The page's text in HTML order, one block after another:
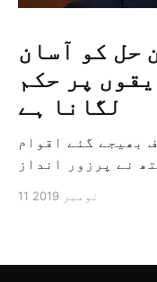
حل کو آسان
پر حکم
لگانا ہے
بھیجے گئے اقوام
نے پرزور انداز
کرنے کے لئے ایک
11 نومبر 2019